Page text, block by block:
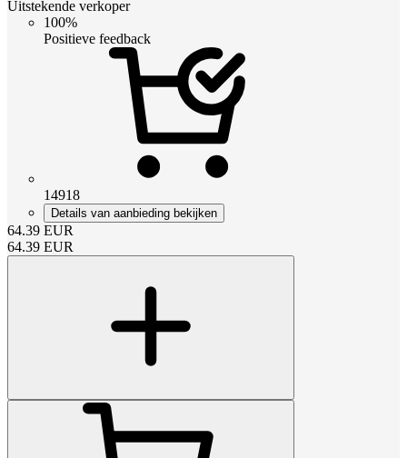
Uitstekende verkoper
100%
Positieve feedback
14918
Details van aanbieding bekijken
64.39 EUR
64.39 EUR